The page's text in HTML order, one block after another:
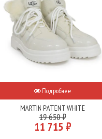
Подробнее
MARTIN PATENT WHITE
19 650 ₽
11 715 ₽